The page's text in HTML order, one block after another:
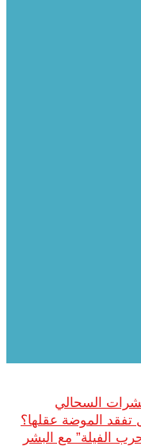
السحالي
الفيلة” مع البشر